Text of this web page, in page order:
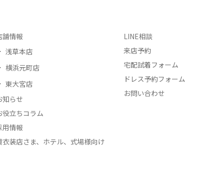
舗情報
浅草本店
横浜元町店
東大宮店
知らせ
役立ちコラム
用情報
衣装店さま、ホテル、式場様向け
LINE相談
来店予約
宅配試着フォーム
ドレス予約フォーム
お問い合わせ